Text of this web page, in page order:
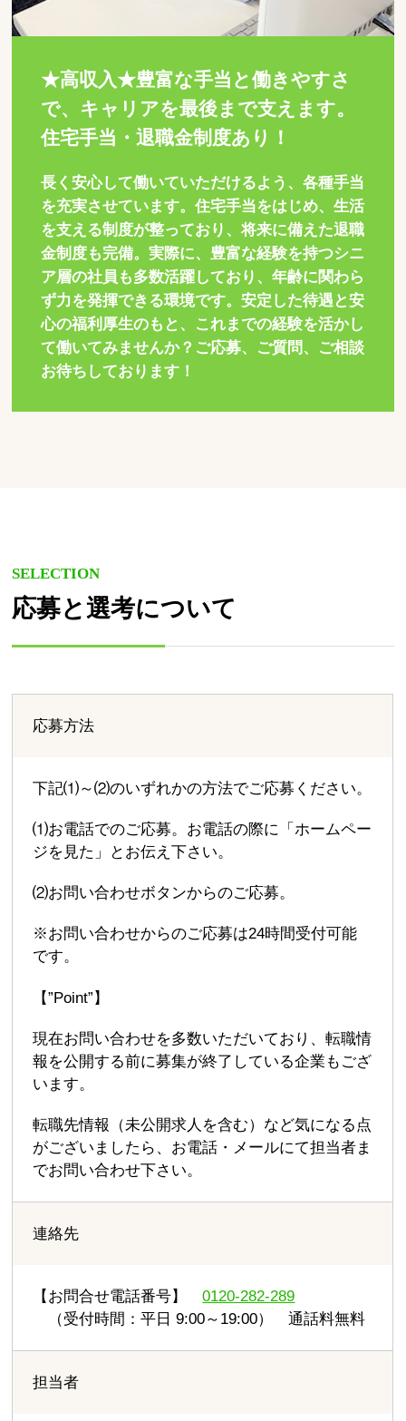
★高収入★豊富な手当と働きやすさ
で、キャリアを最後まで支えます。
住宅手当・退職金制度あり！
長く安心して働いていただけるよう、各種手当
を充実させています。住宅手当をはじめ、生活
を支える制度が整っており、将来に備えた退職
金制度も完備。実際に、豊富な経験を持つシニ
ア層の社員も多数活躍しており、年齢に関わら
ず力を発揮できる環境です。安定した待遇と安
心の福利厚生のもと、これまでの経験を活かし
て働いてみませんか？ご応募、ご質問、ご相談
お待ちしております！
SELECTION
応募と選考について
応募方法
下記⑴～⑵のいずれかの方法でご応募ください。
⑴お電話でのご応募。お電話の際に「ホームペー
ジを見た」とお伝え下さい。
⑵お問い合わせボタンからのご応募。
※お問い合わせからのご応募は24時間受付可能
です。
【”Point”】
現在お問い合わせを多数いただいており、転職情
報を公開する前に募集が終了している企業もござ
います。
転職先情報（未公開求人を含む）など気になる点
がございましたら、お電話・メールにて担当者ま
でお問い合わせ下さい。
連絡先
【お問合せ電話番号】0120-282-289
（受付時間：平日 9:00～19:00） 通話料無料
担当者